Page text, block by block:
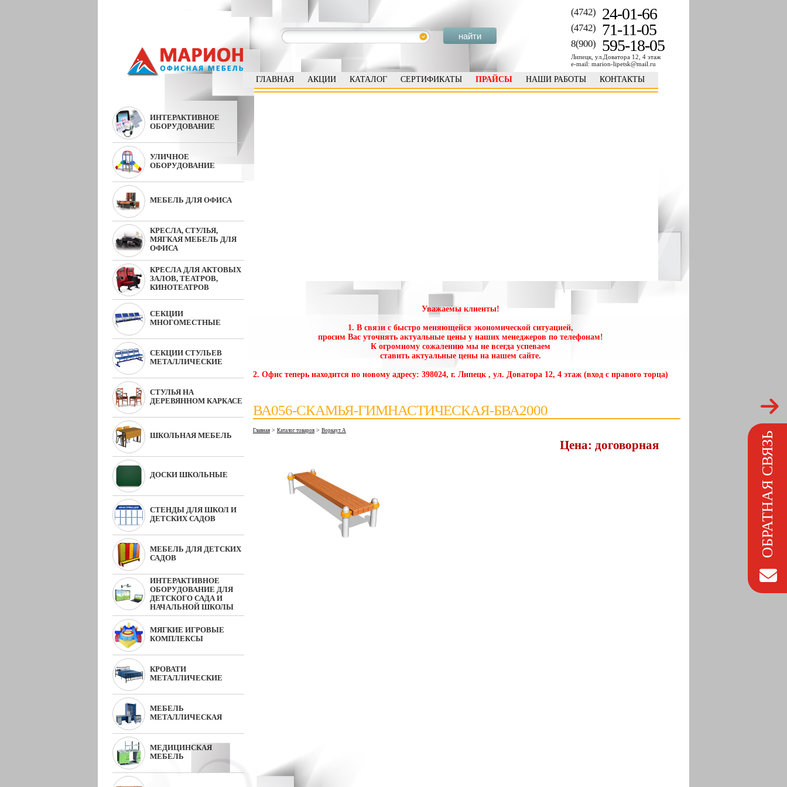
ОБРАТНАЯ СВЯЗЬ
(4742) 24-01-66
(4742) 71-11-05
8(900) 595-18-05
Липецк, ул.Доватора 12, 4 этаж
e-mail: marion-lipetsk@mail.ru
ГЛАВНАЯ АКЦИИ КАТАЛОГ СЕРТИФИКАТЫ ПРАЙСЫ НАШИ РАБОТЫ КОНТАКТЫ
ИНТЕРАКТИВНОЕ
ОБОРУДОВАНИЕ
УЛИЧНОЕ
ОБОРУДОВАНИЕ
МЕБЕЛЬ ДЛЯ ОФИСА
КРЕСЛА, СТУЛЬЯ,
МЯГКАЯ МЕБЕЛЬ ДЛЯ
ОФИСА
КРЕСЛА ДЛЯ АКТОВЫХ
ЗАЛОВ, ТЕАТРОВ,
КИНОТЕАТРОВ
СЕКЦИИ
МНОГОМЕСТНЫЕ
СЕКЦИИ СТУЛЬЕВ
МЕТАЛЛИЧЕСКИЕ
СТУЛЬЯ НА
ДЕРЕВЯННОМ КАРКАСЕ
ШКОЛЬНАЯ МЕБЕЛЬ
ДОСКИ ШКОЛЬНЫЕ
СТЕНДЫ ДЛЯ ШКОЛ И
ДЕТСКИХ САДОВ
МЕБЕЛЬ ДЛЯ ДЕТСКИХ
САДОВ
ИНТЕРАКТИВНОЕ
ОБОРУДОВАНИЕ ДЛЯ
ДЕТСКОГО САДА И
НАЧАЛЬНОЙ ШКОЛЫ
МЯГКИЕ ИГРОВЫЕ
КОМПЛЕКСЫ
КРОВАТИ
МЕТАЛЛИЧЕСКИЕ
МЕБЕЛЬ
МЕТАЛЛИЧЕСКАЯ
МЕДИЦИНСКАЯ
МЕБЕЛЬ
Уважаемы клиенты!
1. В связи с быстро меняющейся экономической ситуацией,
просим Вас уточнять актуальные цены у наших менеджеров по телефонам!
К огромному сожалению мы не всегда успеваем
ставить актуальные цены на нашем сайте.
2. Офис теперь находится по новому адресу: 398024, г. Липецк , ул. Доватора 12, 4 этаж (вход с правого торца)
ВА056-СКАМЬЯ-ГИМНАСТИЧЕСКАЯ-БВА2000
Главная > Каталог товаров > Воркаут А
Цена: договорная